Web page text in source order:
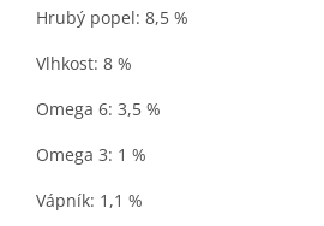
Hrubý popel: 8,5 %
Vlhkost: 8 %
Omega 6: 3,5 %
Omega 3: 1 %
Vápník: 1,1 %